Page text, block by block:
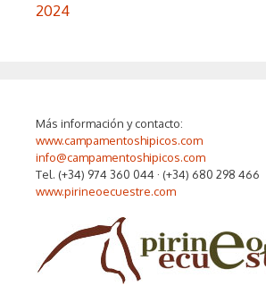
2024
Más información y contacto:
www.campamentoshipicos.com
info@campamentoshipicos.com
Tel. (+34) 974 360 044 · (+34) 680 298 466
www.pirineoecuestre.com